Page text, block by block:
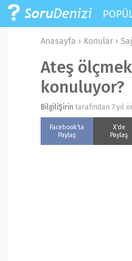
Anasayfa › Konular ›
Ateş
konuluyor?
BilgiliŞirin tarafından 7 yıl
Facebook'ta
Paylaş
X'de
Paylaş